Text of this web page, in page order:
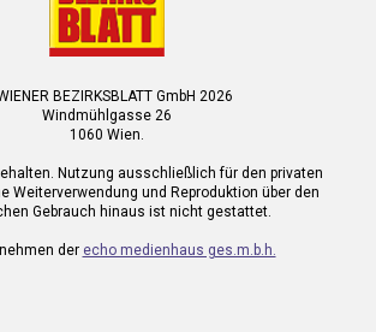
BEZIRKSBLATT GmbH 2026
Windmühlgasse 26
1060 Wien.
Nutzung ausschließlich für den privaten
Weiterverwendung und Reproduktion über den
Gebrauch hinaus ist nicht gestattet.
der echo medienhaus ges.m.b.h.